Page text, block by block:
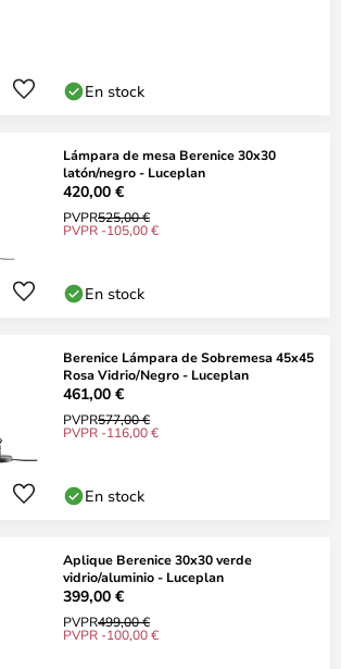
En stock
Lámpara de mesa Berenice 30x30
latón/negro - Luceplan
420,00 €
PVPR525,00 €
PVPR -105,00 €
En stock
Berenice Lámpara de Sobremesa 45x45
Rosa Vidrio/Negro - Luceplan
461,00 €
PVPR577,00 €
PVPR -116,00 €
En stock
Aplique Berenice 30x30 verde
vidrio/aluminio - Luceplan
399,00 €
PVPR499,00 €
PVPR -100,00 €